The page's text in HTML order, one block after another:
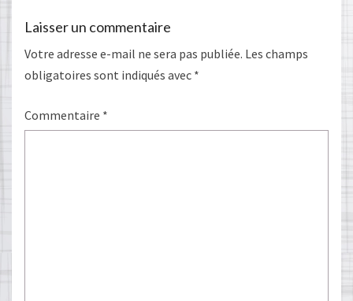
Laisser un commentaire
Votre adresse e-mail ne sera pas publiée. Les champs
obligatoires sont indiqués avec *
Commentaire *